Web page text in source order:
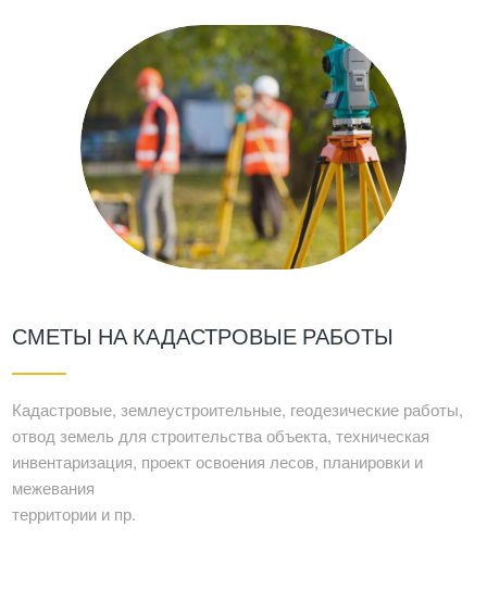
СМЕТЫ НА КАДАСТРОВЫЕ РАБОТЫ
Кадастровые, землеустроительные, геодезические работы,
отвод земель для строительства объекта, техническая
инвентаризация, проект освоения лесов, планировки и
межевания
территории и пр.